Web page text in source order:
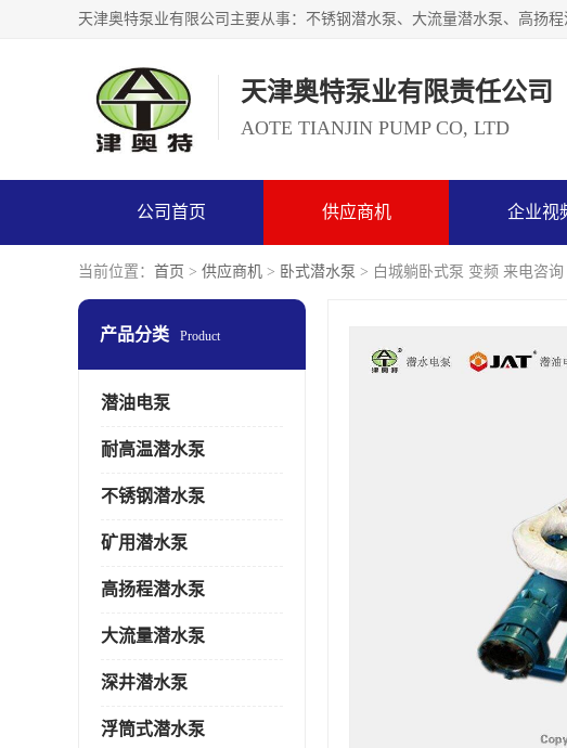
天津奥特泵业有限责任公司
AOTE TIANJIN PUMP CO, LTD
公司首页 供应商机 企业视
当前位置： 首页 > 供应商机 > 卧式潜水泵 > 白城躺卧式泵 变频 来电咨询
产品分类 Product
潜油电泵
耐高温潜水泵
不锈钢潜水泵
矿用潜水泵
高扬程潜水泵
大流量潜水泵
深井潜水泵
浮筒式潜水泵